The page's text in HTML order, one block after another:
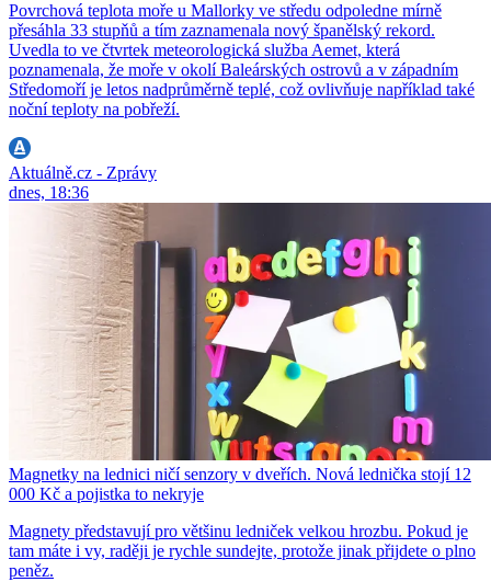
Povrchová teplota moře u Mallorky ve středu odpoledne mírně
přesáhla 33 stupňů a tím zaznamenala nový španělský rekord.
Uvedla to ve čtvrtek meteorologická služba Aemet, která
poznamenala, že moře v okolí Baleárských ostrovů a v západním
Středomoří je letos nadprůměrně teplé, což ovlivňuje například také
noční teploty na pobřeží.
Aktuálně.cz - Zprávy
dnes, 18:36
Magnetky na lednici ničí senzory v dveřích. Nová lednička stojí 12
000 Kč a pojistka to nekryje
Magnety představují pro většinu ledniček velkou hrozbu. Pokud je
tam máte i vy, raději je rychle sundejte, protože jinak přijdete o plno
peněz.